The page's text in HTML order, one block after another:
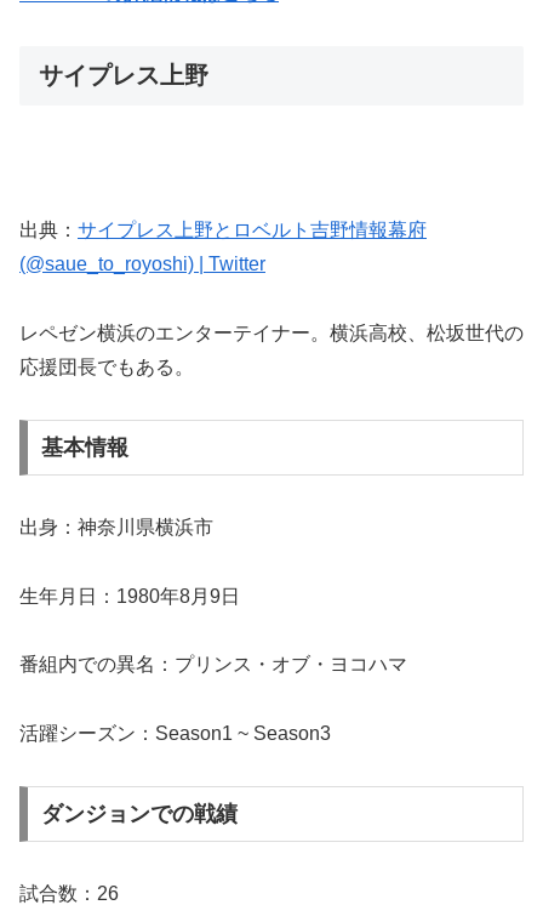
サイプレス上野
出典： サイプレス上野とロベルト吉野情報幕府
(@saue_to_royoshi) | Twitter
レペゼン横浜のエンターテイナー。横浜高校、松坂世代の
応援団長でもある。
基本情報
出身：神奈川県横浜市
生年月日：1980年8月9日
番組内での異名：プリンス・オブ・ヨコハマ
活躍シーズン：Season1 ~ Season3
ダンジョンでの戦績
試合数：26